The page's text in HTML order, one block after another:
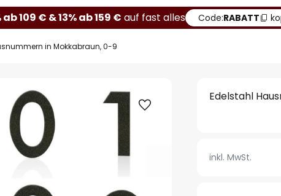
ab 109 € & 13% ab 159 € auf fast alles Code:RABATT
in Mokkabraun, 0-9
Edelstahl
inkl. MwSt.